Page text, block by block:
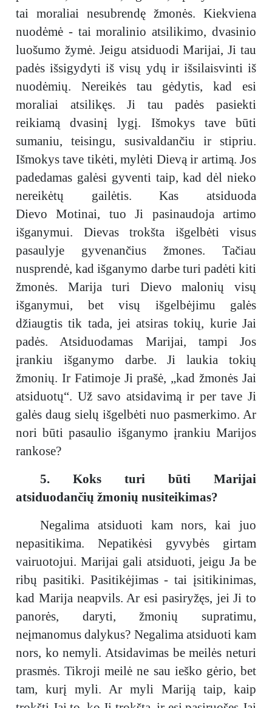
tai moraliai nesubrendę žmonės. Kiekviena
nuodėmė - tai moralinio atsilikimo, dvasinio
luošumo žymė. Jeigu atsiduodi Marijai, Ji tau
padės išsigydyti iš visų ydų ir išsilaisvinti iš
nuodėmių. Nereikės tau gėdytis, kad esi
moraliai atsilikęs. Ji tau padės pasiekti
reikiamą dvasinį lygį. Išmokys tave būti
sumaniu, teisingu, susivaldančiu ir stipriu.
Išmokys tave tikėti, mylėti Dievą ir artimą. Jos
padedamas galėsi gyventi taip, kad dėl nieko
nereikėtų gailėtis. Kas atsiduoda
Dievo Motinai, tuo Ji pasinaudoja artimo
išganymui. Dievas trokšta išgelbėti visus
pasaulyje gyvenančius žmones. Tačiau
nusprendė, kad išganymo darbe turi padėti kiti
žmonės. Marija turi Dievo malonių visų
išganymui, bet visų išgelbėjimu galės
džiaugtis tik tada, jei atsiras tokių, kurie Jai
padės. Atsiduodamas Marijai, tampi Jos
įrankiu išganymo darbe. Ji laukia tokių
žmonių. Ir Fatimoje Ji prašė, „kad žmonės Jai
atsiduotų“. Už savo atsidavimą ir per tave Ji
galės daug sielų išgelbėti nuo pasmerkimo. Ar
nori būti pasaulio išganymo įrankiu Marijos
rankose?
5. Koks turi būti Marijai
atsiduodančių žmonių nusiteikimas?
Negalima atsiduoti kam nors, kai juo
nepasitikima. Nepatikėsi gyvybės girtam
vairuotojui. Marijai gali atsiduoti, jeigu Ja be
ribų pasitiki. Pasitikėjimas - tai įsitikinimas,
kad Marija neapvils. Ar esi pasiryžęs, jei Ji to
panorės, daryti, žmonių supratimu,
neįmanomus dalykus? Negalima atsiduoti kam
nors, ko nemyli. Atsidavimas be meilės neturi
prasmės. Tikroji meilė ne sau ieško gėrio, bet
tam, kurį myli. Ar myli Mariją taip, kaip